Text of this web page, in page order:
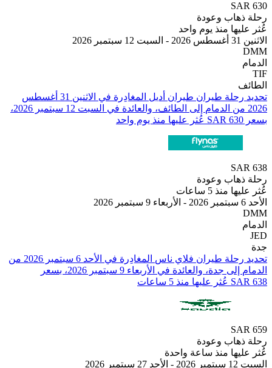
وعودة
منذ يوم واحد
تحديد رحلة طيران ⁦طيران أديل⁩ المغادِرة في ⁦الاثنين 31 أغسطس
2026⁩ من ⁦الدمام⁩ إلى ⁦الطائف⁩، والعائدة في ⁦السبت 12 سبتمبر 2026⁩،
وعودة
5 ساعات
تحديد رحلة طيران ⁦فلاي ناس⁩ المغادِرة في ⁦الأحد 6 سبتمبر 2026⁩ من
⁦الدمام⁩ إلى ⁦جدة⁩، والعائدة في ⁦الأربعاء 9 سبتمبر 2026⁩، بسعر
وعودة
منذ ساعة واحدة